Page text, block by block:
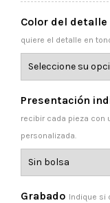
Color del detalle
quiere el detalle en
Presentación
recibir cada pieza con
personalizada.
Grabado Indique si